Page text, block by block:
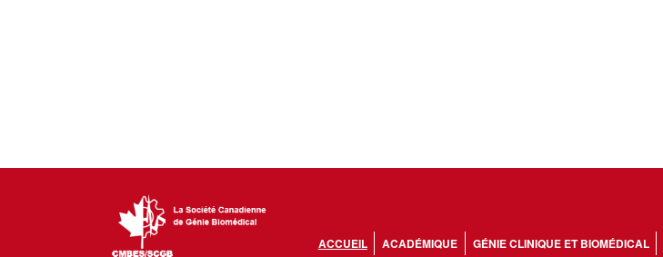
ACCUEIL ACADÉMIQUE GÉNIE CLINIQUE ET BIOMÉDICAL